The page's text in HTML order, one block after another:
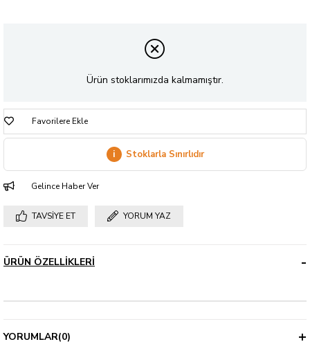
Ürün stoklarımızda kalmamıştır.
Favorilere Ekle
i Stoklarla Sınırlıdır
Gelince Haber Ver
TAVSIYE ET YORUM YAZ
ÜRÜN ÖZELLIKLERI
YORUMLAR(0)